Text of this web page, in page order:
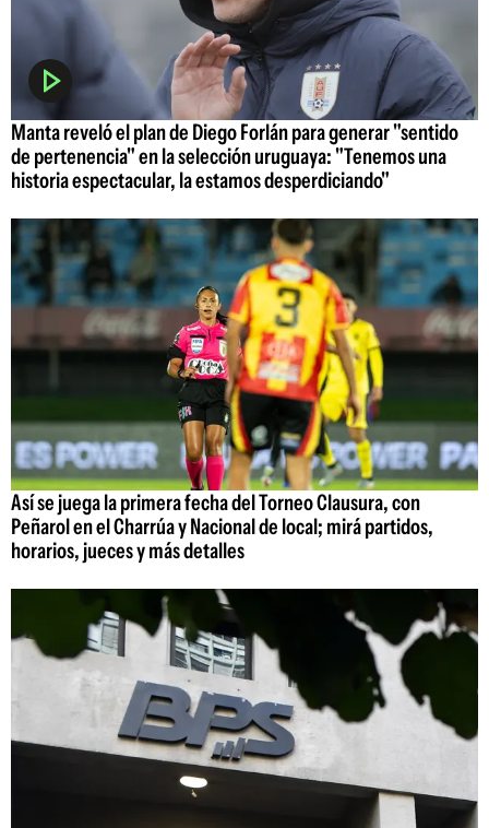
Manta reveló el plan de Diego Forlán para generar "sentido
de pertenencia" en la selección uruguaya: "Tenemos una
historia espectacular, la estamos desperdiciando"
Así se juega la primera fecha del Torneo Clausura, con
Peñarol en el Charrúa y Nacional de local; mirá partidos,
horarios, jueces y más detalles